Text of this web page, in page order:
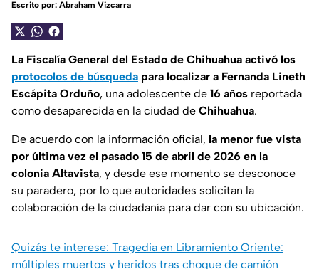
Escrito por: Abraham Vizcarra
La Fiscalía General del Estado de Chihuahua activó los
protocolos de búsqueda para localizar a Fernanda Lineth
Escápita Orduño, una adolescente de 16 años reportada
como desaparecida en la ciudad de Chihuahua.
De acuerdo con la información oficial, la menor fue vista
por última vez el pasado 15 de abril de 2026 en la
colonia Altavista, y desde ese momento se desconoce
su paradero, por lo que autoridades solicitan la
colaboración de la ciudadanía para dar con su ubicación.
Quizás te interese: Tragedia en Libramiento Oriente:
múltiples muertos y heridos tras choque de camión